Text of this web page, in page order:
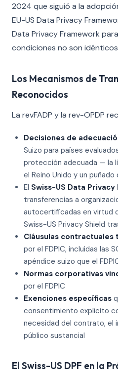
2024 que siguió a la
EU-US Data Privacy
Data Privacy Framework
condiciones no son
Los Mecanismos de
Reconocidos
La revFADP y la rev-OPDP
Decisiones de
Suizo para países
protección adecuada — la
el Reino Unido y un
El Swiss-US Data
transferencias a
autocertificadas en virtud
Swiss-US Privacy Shield
Cláusulas contractuales
por el FDPIC, incluidas las
apéndice suizo que el
Normas corporativas
por el FDPIC
Exenciones específicas
consentimiento explícito
necesidad del contrato, el
público sustancial
El Swiss-US DPF en la